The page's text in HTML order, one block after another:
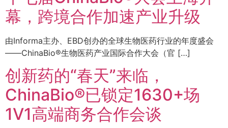
幕，跨境合作加速产业升级
由Informa主办、EBD创办的全球生物医药行业的年度盛会
——ChinaBio®生物医药产业国际合作大会（官 […]
创新药的“春天”来临，
ChinaBio®已锁定1630+场
1V1高端商务合作会谈